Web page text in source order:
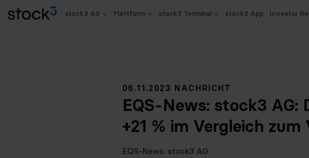
stock3 AG Plattform stock3 Terminal stock3 App Investor
06.11.2023 NACHRICHT
EQS-News: stock3
+21 % im Vergleich
EQS-News: stock3 AG